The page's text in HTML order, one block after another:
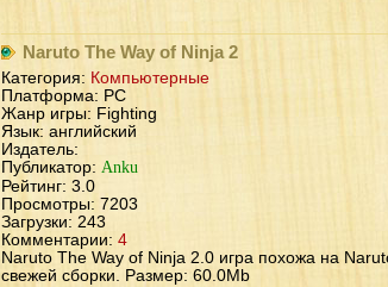
Naruto The Way of Ninja 2
Категория: Компьютерные
Платформа: PC
Жанр игры: Fighting
Язык: английский
Издатель:
Публикатор: Anku
Рейтинг: 3.0
Просмотры: 7203
Загрузки: 243
Комментарии: 4
Naruto The Way of Ninja 2.0 игра похожа на
свежей сборки. Размер: 60.0Mb